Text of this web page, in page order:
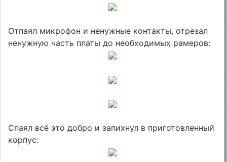
Отпаял микрофон и ненужные контакты, отрезал
ненужную часть платы до необходимых рамеров:
Спаял всё это добро и запихнул в приготовленный
корпус: